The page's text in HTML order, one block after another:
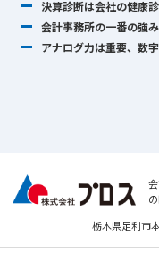
決算診断は会社の健康
会計事務所の一番の強
アナログ力は重要、数
の
栃木県足利市